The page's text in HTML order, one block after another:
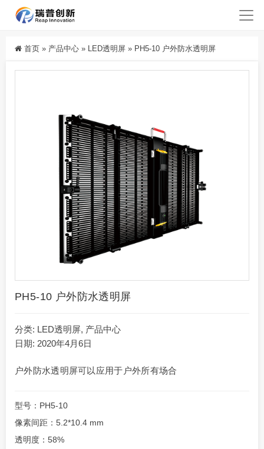
首页 » 产品中心 » LED透明屏 » PH5-10 户外防水透明屏
PH5-10 户外防水透明屏
分类: LED透明屏, 产品中心
日期: 2020年4月6日
户外防水透明屏可以应用于户外所有场合
型号：PH5-10
像素间距：5.2*10.4 mm
透明度：58%